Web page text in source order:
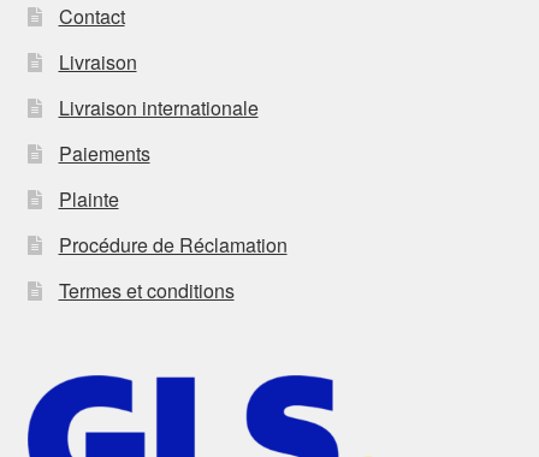
Contact
Livraison
Livraison internationale
Paiements
Plainte
Procédure de Réclamation
Termes et conditions